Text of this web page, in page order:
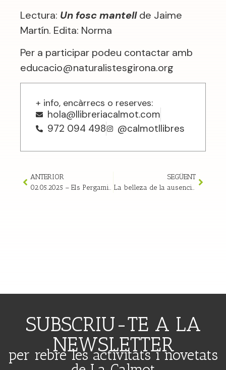
Lectura: Un fosc mantellde Jaime
Martín. Edita: Norma
Per a participar podeu contactar amb
educacio@naturalistesgirona.org
+ info, encàrrecs o reserves:
hola@llibreriacalmot.com
972 094 498
@calmotllibres
ANTERIOR
02.05.2025 – Els Pergamins del castell de Bellparlar, 12h
SEGÜENT
La belleza de la ausencia amb Julieta París i el director de l’editorial | 18/06/2025
SUBSCRIU-TE A LA
NEWSLETTER
per rebre les activitats i novetats